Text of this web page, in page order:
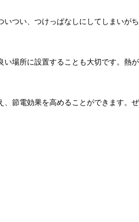
いつい、つけっぱなしにしてしまいが
場所に設置することも大切です。熱
節電効果を高めることができます。